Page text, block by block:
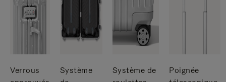
Verrous
Système
Système de
Poignée